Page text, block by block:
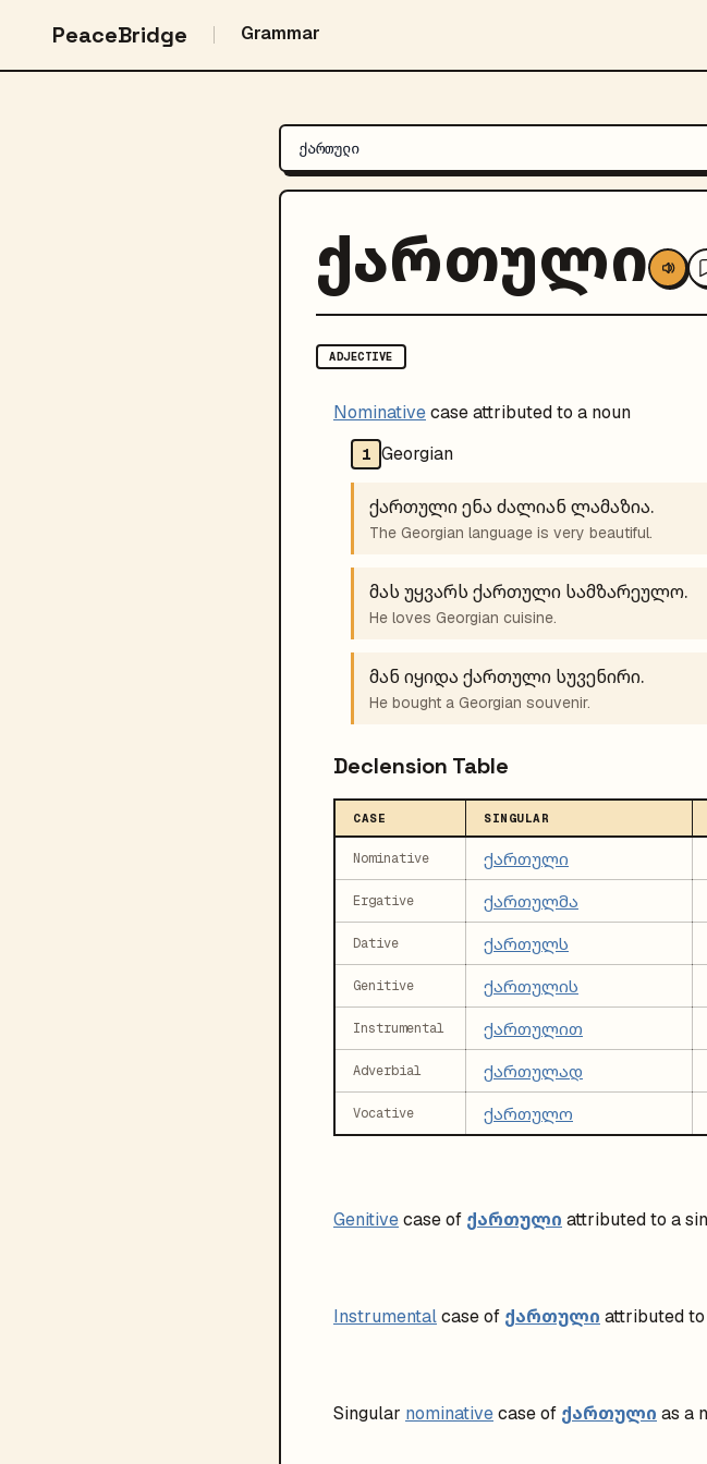
PeaceBridge Grammar
ქართული
ADJECTIVE
Nominativecase attributed to a noun
1 Georgian
ქართული ენა ძალიან ლამაზია.
The Georgian language is very beautiful.
მას უყვარს ქართული სამზარეულო.
He loves Georgian cuisine.
მან იყიდა ქართული სუვენირი.
He bought a Georgian souvenir.
Declension Table
CASE SINGULAR
Nominative ქართული
Ergative ქართულმა
Dative ქართულს
Genitive ქართულის
Instrumental ქართულით
Adverbial ქართულად
Vocative ქართულო
Genitivecase of ქართული attributed to a
Instrumentalcase of ქართული attributed
Singular nominativecase of ქართული as a